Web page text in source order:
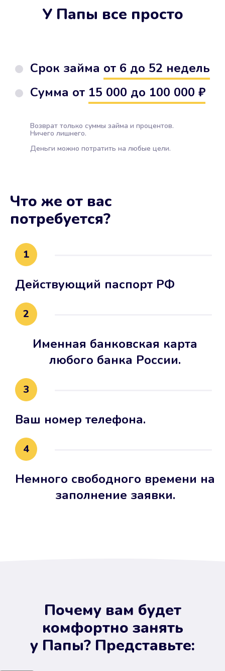
У Папы все просто
Срок займа от 6 до 52 недель
Сумма от 15 000 до 100 000 ₽
Возврат только суммы займа и процентов.
Ничего лишнего.
Деньги можно потратить на любые цели.
Что же от вас
потребуется?
1
Действующий паспорт РФ
2
Именная банковская карта
любого банка России.
3
Ваш номер телефона.
4
Немного свободного времени на
заполнение заявки.
Почему вам будет
комфортно занять
у Папы? Представьте: